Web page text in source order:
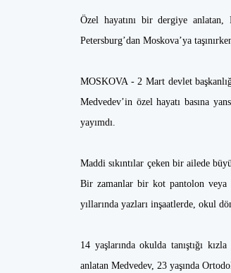
Özel hayatını bir dergiye anlatan,
Petersburg’dan Moskova’ya
MOSKOVA - 2 Mart devlet
Medvedev’in özel hayatı basına
yayımdı.
Maddi sıkıntılar çeken bir ailede
Bir zamanlar bir kot pantolon veya
yıllarında yazları inşaatlerde, okul
14 yaşlarında okulda tanıştığı
anlatan Medvedev, 23 yaşında